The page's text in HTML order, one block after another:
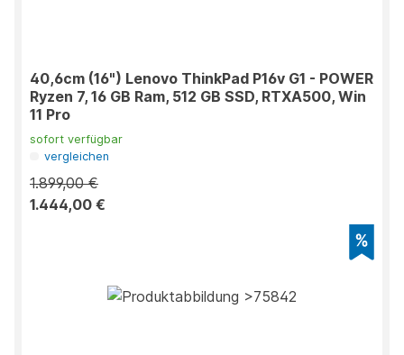
40,6cm (16") Lenovo ThinkPad P16v G1 - POWER
Ryzen 7, 16 GB Ram, 512 GB SSD, RTXA500, Win
11 Pro
sofort verfügbar
vergleichen
1.899,00 €
1.444,00 €